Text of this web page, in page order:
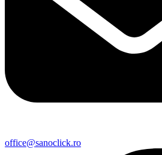
office@sanoclick.ro